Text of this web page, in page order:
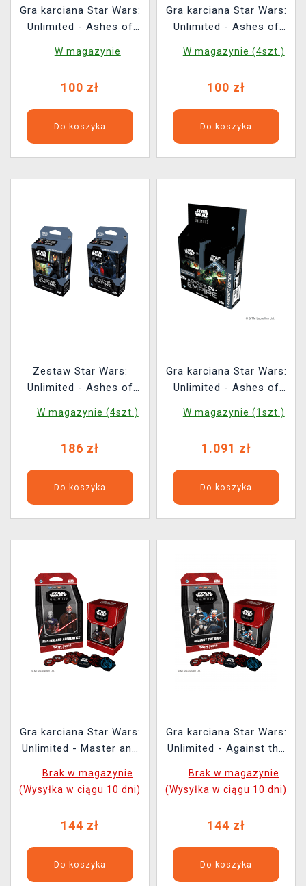
Gra karciana Star Wars:
Unlimited - Ashes of
Deck (Luke Skywalker)
W magazynie
100 zł
Do koszyka
Gra karciana Star Wars:
Unlimited - Ashes of
Deck (Emperor
W magazynie (4szt.)
100 zł
Do koszyka
Zestaw Star Wars:
Unlimited - Ashes of
Skywalker Spotlight
Palpatine Spotlight Deck
W magazynie (4szt.)
186 zł
Do koszyka
Gra karciana Star Wars:
Unlimited - Ashes of
Booster Box (12
W magazynie (1szt.)
1.091 zł
Do koszyka
Gra karciana Star Wars:
Unlimited - Master and
Deck
Brak w magazynie
(Wysyłka w ciągu 10 dni)
144 zł
Do koszyka
Gra karciana Star Wars:
Unlimited - Against the
Brak w magazynie
(Wysyłka w ciągu 10 dni)
144 zł
Do koszyka